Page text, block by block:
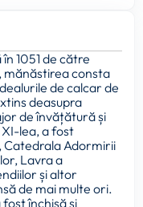
1051 de către
mănăstirea consta
de calcar de
deasupra
de învățătură și
lea, a fost
Adormirii
Lavra a
și altor
de mai multe ori.
închisă și